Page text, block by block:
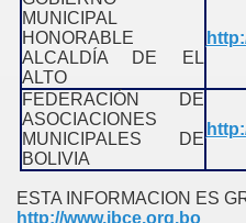
MUNICIPAL
HONORABLE
ALCALDÍA DE EL
ALTO
FEDERACIÓN DE
ASOCIACIONES
MUNICIPALES DE
BOLIVIA
ESTA INFORMACION ES
http://www.ibce.org.bo